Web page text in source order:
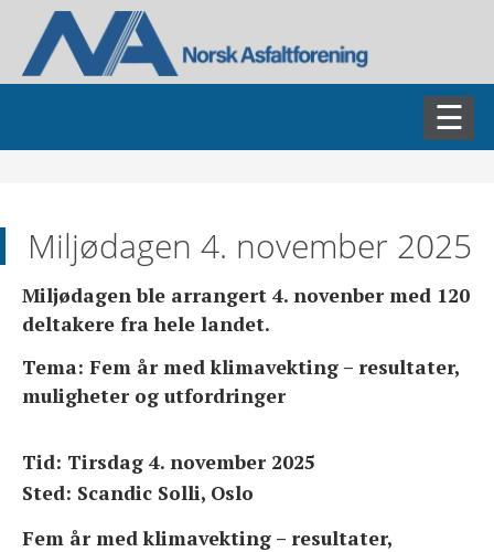
ASFALTDAGEN
FAGSEMINARER
NADIM
NABIN
MILJØDAGEN
Miljødagen 4. november 2025
Miljødagen ble arrangert 4. novenber med 120
deltakere fra hele landet.
Tema: Fem år med klimavekting – resultater,
muligheter og utfordringer
Tid: Tirsdag 4. november 2025
Sted: Scandic Solli, Oslo
Fem år med klimavekting – resultater,